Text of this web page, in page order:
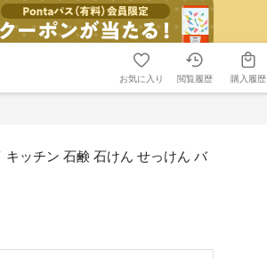
お気に入り 閲覧履歴 購入履歴
ッチン 石鹸 石けん せっけん バ